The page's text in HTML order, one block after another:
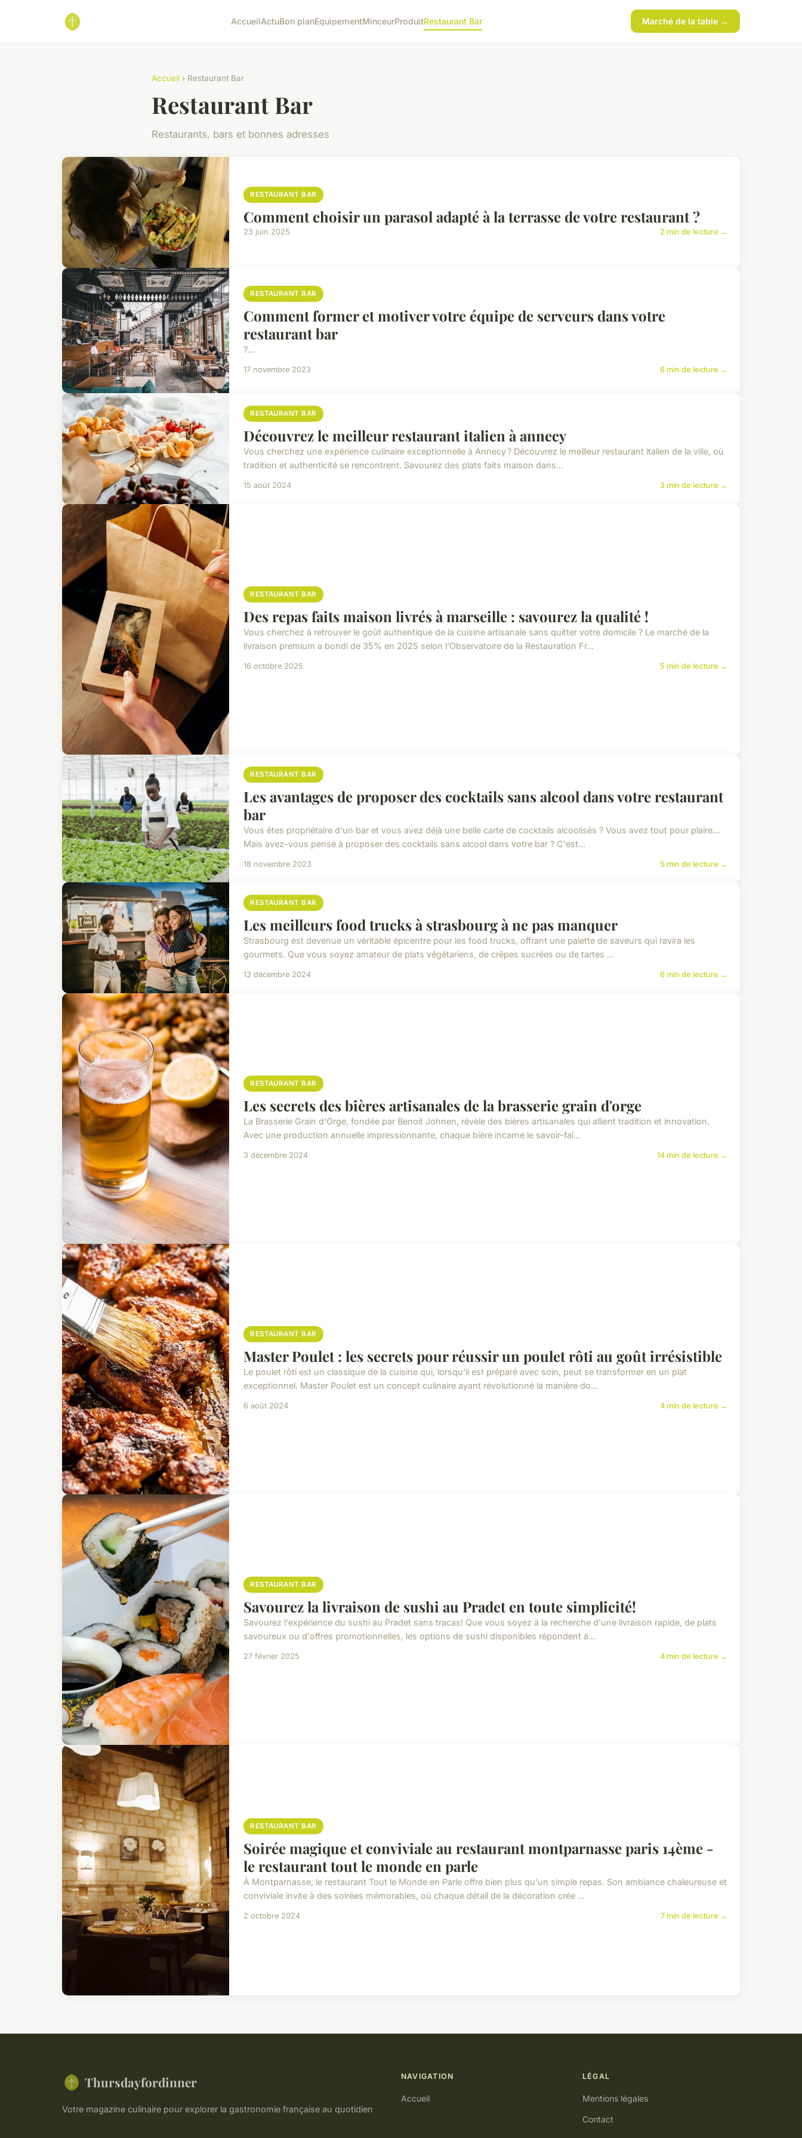
AccueilActuBon planEquipementMinceurProduitRestaurant Bar Marché de la table →
Accueil › Restaurant Bar
Restaurant Bar
Restaurants, bars et bonnes adresses
RESTAURANT BAR
Comment choisir un parasol adapté à la terrasse de votre restaurant ?
23 juin 2025 2 min de lecture →
RESTAURANT BAR
Comment former et motiver votre équipe de serveurs dans votre
restaurant bar
?...
17 novembre 2023 6 min de lecture →
RESTAURANT BAR
Découvrez le meilleur restaurant italien à annecy
Vous cherchez une expérience culinaire exceptionnelle à Annecy ? Découvrez le meilleur restaurant italien de la ville, où
tradition et authenticité se rencontrent. Savourez des plats faits maison dans...
15 août 2024 3 min de lecture →
RESTAURANT BAR
Des repas faits maison livrés à marseille : savourez la qualité !
Vous cherchez à retrouver le goût authentique de la cuisine artisanale sans quitter votre domicile ? Le marché de la
livraison premium a bondi de 35% en 2025 selon l'Observatoire de la Restauration Fr...
16 octobre 2025 5 min de lecture →
RESTAURANT BAR
Les avantages de proposer des cocktails sans alcool dans votre restaurant
bar
Vous êtes propriétaire d'un bar et vous avez déjà une belle carte de cocktails alcoolisés ? Vous avez tout pour plaire…
Mais avez-vous pensé à proposer des cocktails sans alcool dans votre bar ? C'est...
18 novembre 2023 5 min de lecture →
RESTAURANT BAR
Les meilleurs food trucks à strasbourg à ne pas manquer
Strasbourg est devenue un véritable épicentre pour les food trucks, offrant une palette de saveurs qui ravira les
gourmets. Que vous soyez amateur de plats végétariens, de crêpes sucrées ou de tartes ...
13 décembre 2024 6 min de lecture →
RESTAURANT BAR
Les secrets des bières artisanales de la brasserie grain d'orge
La Brasserie Grain d'Orge, fondée par Benoit Johnen, révèle des bières artisanales qui allient tradition et innovation.
Avec une production annuelle impressionnante, chaque bière incarne le savoir-fai...
3 décembre 2024 14 min de lecture →
RESTAURANT BAR
Master Poulet : les secrets pour réussir un poulet rôti au goût irrésistible
Le poulet rôti est un classique de la cuisine qui, lorsqu'il est préparé avec soin, peut se transformer en un plat
exceptionnel. Master Poulet est un concept culinaire ayant révolutionné la manière do...
6 août 2024 4 min de lecture →
RESTAURANT BAR
Savourez la livraison de sushi au Pradet en toute simplicité!
Savourez l'expérience du sushi au Pradet sans tracas! Que vous soyez à la recherche d'une livraison rapide, de plats
savoureux ou d'offres promotionnelles, les options de sushi disponibles répondent à...
27 février 2025 4 min de lecture →
RESTAURANT BAR
Soirée magique et conviviale au restaurant montparnasse paris 14ème -
le restaurant tout le monde en parle
À Montparnasse, le restaurant Tout le Monde en Parle offre bien plus qu'un simple repas. Son ambiance chaleureuse et
conviviale invite à des soirées mémorables, où chaque détail de la décoration crée ...
2 octobre 2024 7 min de lecture →
Thursdayfordinner
Votre magazine culinaire pour explorer la gastronomie française au quotidien
NAVIGATION
Accueil
LÉGAL
Mentions légales
Contact